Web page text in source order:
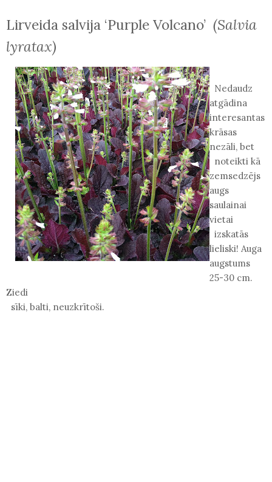
Lirveida salvija ‘Purple Volcano’ (Salvia
lyratax)
Nedaudz
atgādina
interesantas
krāsas
nezāli, bet
noteikti kā
zemsedzējs
augs
saulainai
vietai
izskatās
lieliski! Auga
augstums
25-30 cm.
Ziedi
sīki, balti, neuzkrītoši.